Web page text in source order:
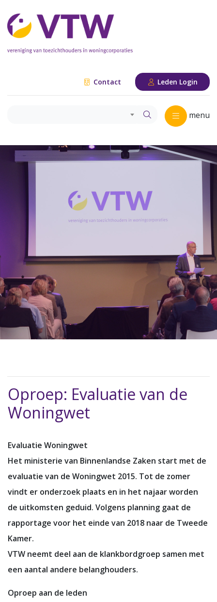
Contact Leden Login
menu
Oproep: Evaluatie van de
Woningwet
Evaluatie Woningwet
Het ministerie van Binnenlandse Zaken start met de
evaluatie van de Woningwet 2015. Tot de zomer
vindt er onderzoek plaats en in het najaar worden
de uitkomsten geduid. Volgens planning gaat de
rapportage voor het einde van 2018 naar de Tweede
Kamer.
VTW neemt deel aan de klankbordgroep samen met
een aantal andere belanghouders.
Oproep aan de leden